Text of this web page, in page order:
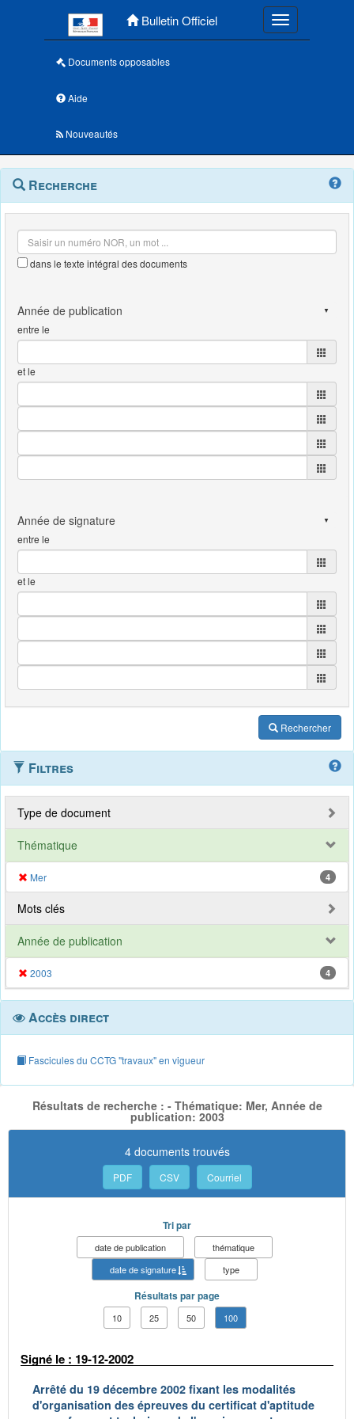
Bulletin Officiel Toggle
Documents opposables
Aide
Nouveautés
Navigation
outils
Menu
contextuel
Recherche
dans le texte intégral des documents
entre le
et le
entre le
et le
Rechercher
Filtres
Type de document
Thématique
Mer 4
Mots clés
Année de publication
2003 4
Accès direct
Fascicules du CCTG "travaux" en vigueur
Résultats de recherche : - Thématique: Mer, Année de
publication: 2003
4 documents trouvés
PDF CSV Courriel
Tri par
date de publication
thématique
date de signature
type
Résultats par page
10 25 50 100
Signé le : 19-12-2002
Arrêté du 19 décembre 2002 fixant les modalités
d'organisation des épreuves du certificat d'aptitude